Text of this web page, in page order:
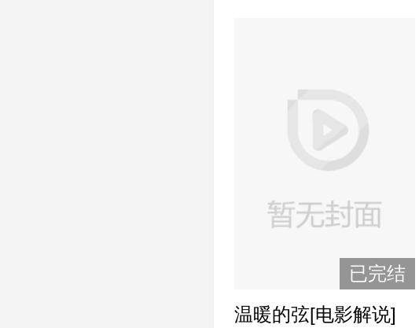
已完结
温暖的弦[电影解说]